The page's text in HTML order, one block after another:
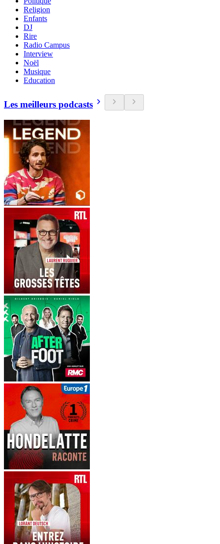
Religion
Enfants
DJ
Rire
Radio Campus
Interview
Noël
Musique
Education
Les meilleurs podcasts